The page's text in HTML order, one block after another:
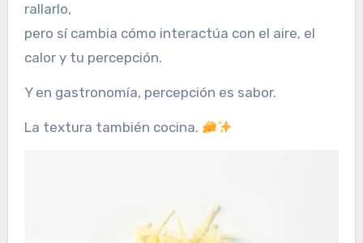
rallarlo,
pero sí cambia cómo interactúa con el aire, el
calor y tu percepción.
Y en gastronomía, percepción es sabor.
La textura también cocina.